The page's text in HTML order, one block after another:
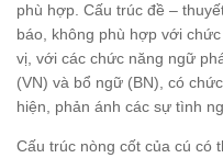
phù hợp. Cấu trúc đề –
báo, không phù hợp với
vị, với các chức năng ngữ
(VN) và bổ ngữ (BN), có
hiện, phản ánh các sự tình
Cấu trúc nòng cốt của cú có